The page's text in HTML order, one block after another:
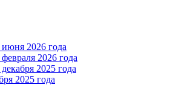
2026 года
2026 года
2025 года
2025 года